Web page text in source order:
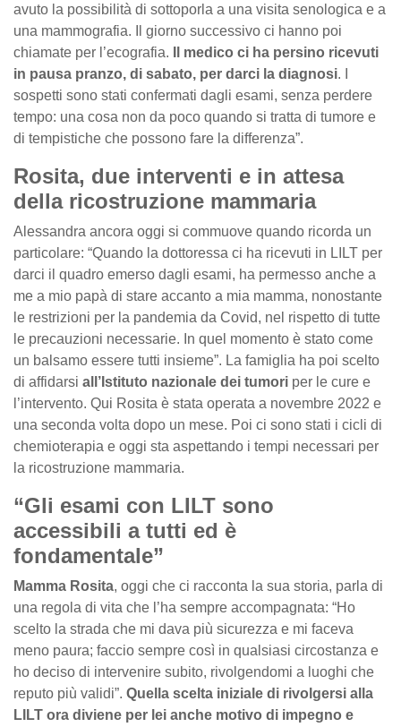
avuto la possibilità di sottoporla a una visita senologica e a
una mammografia. Il giorno successivo ci hanno poi
chiamate per l’ecografia.
Il medico ci ha persino ricevuti
in pausa pranzo, di sabato, per darci la diagnosi. I
sospetti sono stati confermati dagli esami, senza perdere
tempo: una cosa non da poco quando si tratta di tumore e
di tempistiche che possono fare la differenza”.
Rosita, due interventi e in attesa
della ricostruzione mammaria
Alessandra ancora oggi si commuove quando ricorda un
particolare: “Quando la dottoressa ci ha ricevuti in LILT per
darci il quadro emerso dagli esami, ha permesso anche a
me a mio papà di stare accanto a mia mamma, nonostante
le restrizioni per la pandemia da Covid, nel rispetto di tutte
le precauzioni necessarie. In quel momento è stato come
un balsamo essere tutti insieme”. La famiglia ha poi scelto
di affidarsi all’Istituto nazionale dei tumori per le cure e
l’intervento. Qui Rosita è stata operata a novembre 2022 e
una seconda volta dopo un mese. Poi ci sono stati i cicli di
chemioterapia e oggi sta aspettando i tempi necessari per
la ricostruzione mammaria.
“Gli esami con LILT sono
accessibili a tutti ed è
fondamentale”
Mamma Rosita, oggi che ci racconta la sua storia, parla di
una regola di vita che l’ha sempre accompagnata: “Ho
scelto la strada che mi dava più sicurezza e mi faceva
meno paura; faccio sempre così in qualsiasi circostanza e
ho deciso di intervenire subito, rivolgendomi a luoghi che
reputo più validi”. Quella scelta iniziale di rivolgersi alla
LILT ora diviene per lei anche motivo di impegno e